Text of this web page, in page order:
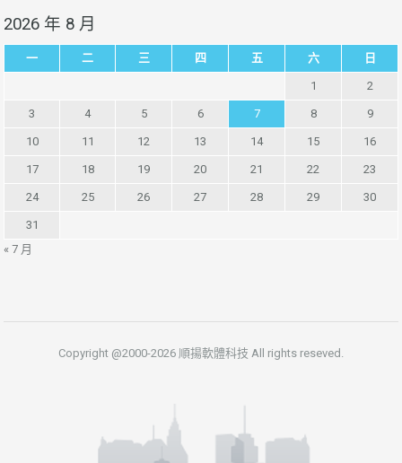
2026 年 8 月
一 二 三 四 五 六 日
1 2
3 4 5 6 7 8 9
10 11 12 13 14 15 16
17 18 19 20 21 22 23
24 25 26 27 28 29 30
31
« 7 月
Copyright @2000-2026 順揚軟體科技 All rights reseved.